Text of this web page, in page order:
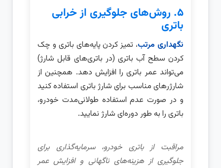
۵. روش‌های جلوگیری از خرابی
باتری
نگهداری مرتب، تمیز کردن پایه‌های باتری و چک
کردن سطح آب باتری (در باتری‌های قابل شارژ)
می‌تواند عمر باتری را افزایش دهد. همچنین از
شارژرهای مناسب برای شارژ باتری استفاده کنید
و در صورت عدم استفاده طولانی‌مدت خودرو،
باتری را به طور دوره‌ای شارژ نمایید.
مراقبت از باتری خودرو، سرمایه‌گذاری برای
جلوگیری از هزینه‌های ناگهانی و افزایش عمر